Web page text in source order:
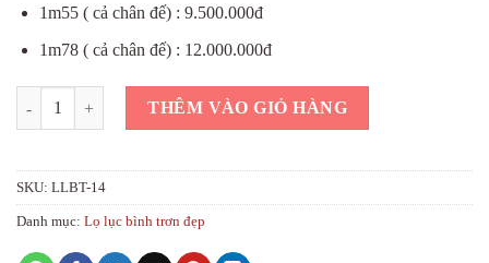
1m55 ( cả chân đế) : 9.500.000đ
1m78 ( cả chân đế) : 12.000.000đ
Lọ lục bình trơn men vàng lý ngư hạc hoa đào số lượng
THÊM VÀO GIỎ HÀNG
SKU: LLBT-14
Danh mục: Lọ lục bình trơn đẹp